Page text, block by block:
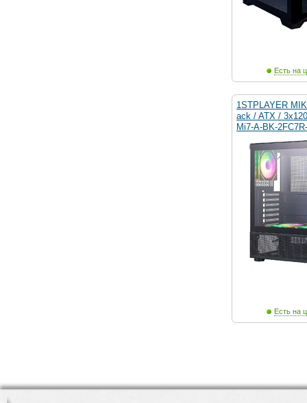
Есть на
1STPLAYER
ack / ATX /
Mi7-A-BK-
Есть на